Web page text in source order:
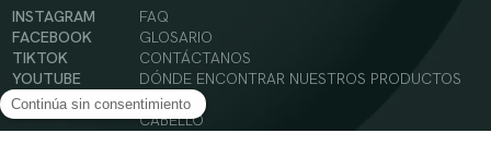
INSTAGRAM
FACEBOOK
TIKTOK
YOUTUBE
FAQ
GLOSARIO
CONTÁCTANOS
DÓNDE ENCONTRAR NUESTROS PRODUCTOS
SOLAR
CABELLO